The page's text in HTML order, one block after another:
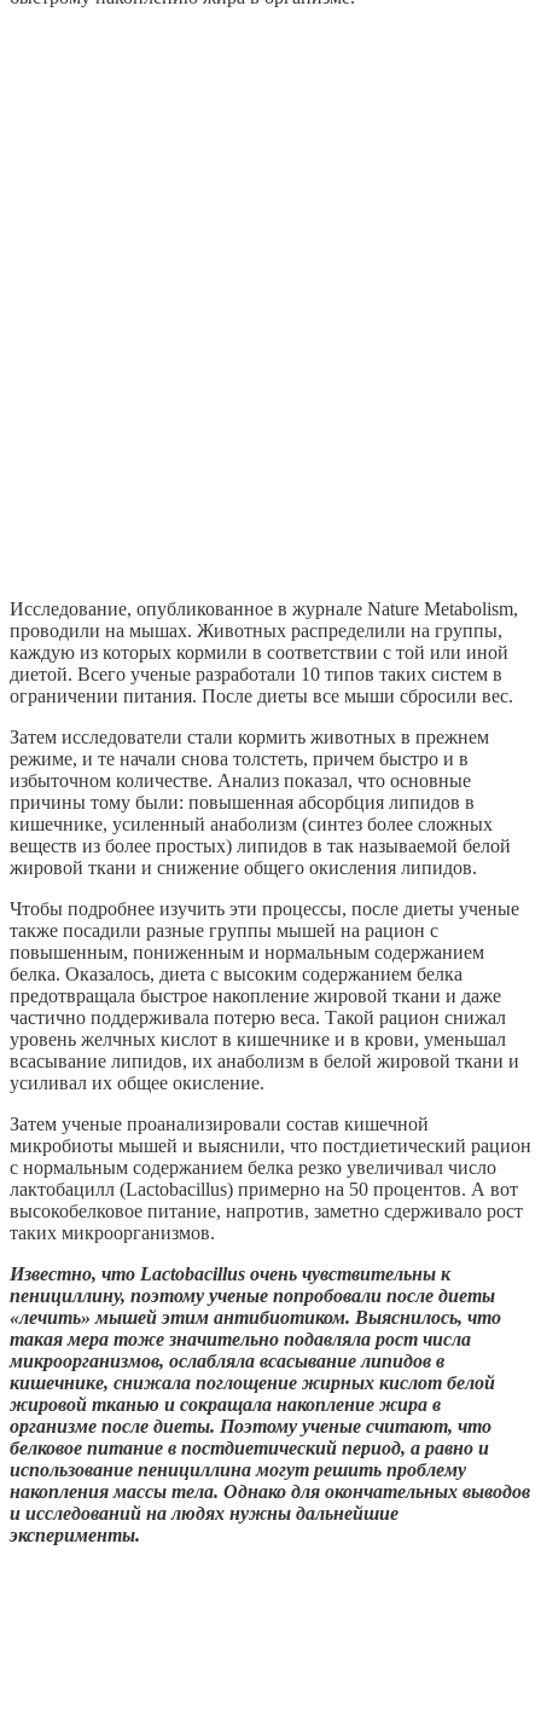
Исследование, опубликованное в журнале Nature Metabolism,
проводили на мышах. Животных распределили на группы,
каждую из которых кормили в соответствии с той или иной
диетой. Всего ученые разработали 10 типов таких систем в
ограничении питания. После диеты все мыши сбросили вес.
Затем исследователи стали кормить животных в прежнем
режиме, и те начали снова толстеть, причем быстро и в
избыточном количестве. Анализ показал, что основные
причины тому были: повышенная абсорбция липидов в
кишечнике, усиленный анаболизм (синтез более сложных
веществ из более простых) липидов в так называемой белой
жировой ткани и снижение общего окисления липидов.
Чтобы подробнее изучить эти процессы, после диеты ученые
также посадили разные группы мышей на рацион с
повышенным, пониженным и нормальным содержанием
белка. Оказалось, диета с высоким содержанием белка
предотвращала быстрое накопление жировой ткани и даже
частично поддерживала потерю веса. Такой рацион снижал
уровень желчных кислот в кишечнике и в крови, уменьшал
всасывание липидов, их анаболизм в белой жировой ткани и
усиливал их общее окисление.
Затем ученые проанализировали состав кишечной
микробиоты мышей и выяснили, что постдиетический рацион
с нормальным содержанием белка резко увеличивал число
лактобацилл (Lactobacillus) примерно на 50 процентов. А вот
высокобелковое питание, напротив, заметно сдерживало рост
таких микроорганизмов.
Известно, что Lactobacillus очень чувствительны к
пенициллину, поэтому ученые попробовали после диеты
«лечить» мышей этим антибиотиком. Выяснилось, что
такая мера тоже значительно подавляла рост числа
микроорганизмов, ослабляла всасывание липидов в
кишечнике, снижала поглощение жирных кислот белой
жировой тканью и сокращала накопление жира в
организме после диеты. Поэтому ученые считают, что
белковое питание в постдиетический период, а равно и
использование пенициллина могут решить проблему
накопления массы тела. Однако для окончательных выводов
и исследований на людях нужны дальнейшие
эксперименты.